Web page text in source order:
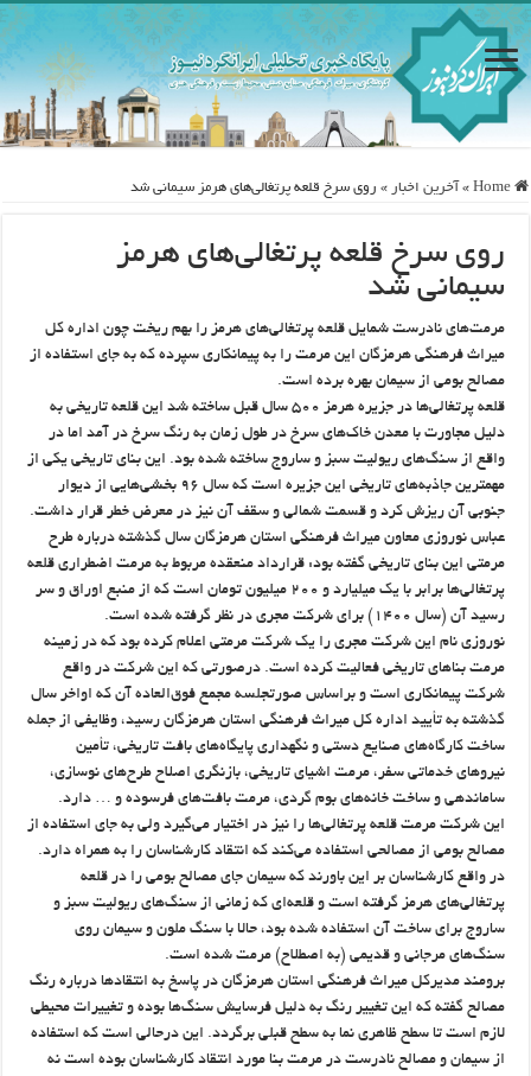
Home
» آخرین اخبار » روی سرخ قلعه پرتغالی‌های هرمز سیمانی شد
روی سرخ قلعه پرتغالی‌های هرمز
سیمانی شد
مرمت‌های نادرست شمایل قلعه پرتغالی‌های هرمز را بهم ریخت چون اداره کل
میراث فرهنگی هرمزگان این مرمت را به پیمانکاری سپرده که به جای استفاده از
مصالح بومی از سیمان بهره برده است.
قلعه پرتغالی‌ها در جزیره هرمز ۵۰۰ سال قبل ساخته شد این قلعه تاریخی به
دلیل مجاورت با معدن خاک‌های سرخ در طول زمان به رنگ سرخ در آمد اما در
واقع از سنگ‌های ریولیت سبز و ساروج ساخته شده بود. این بنای تاریخی یکی از
مهمترین جاذبه‌های تاریخی این جزیره است که سال ۹۶ بخشی‌هایی از دیوار
جنوبی آن ریزش کرد و قسمت شمالی و سقف آن نیز در معرض خطر قرار داشت.
عباس نوروزی معاون میراث فرهنگی استان هرمزگان سال گذشته درباره طرح
مرمتی این بنای تاریخی گفته بود: قرارداد منعقده مربوط به مرمت اضطراری قلعه
پرتغالی‌ها برابر با یک میلیارد و ۲۰۰ میلیون تومان است که از منبع اوراق و سر
رسید آن (سال ۱۴۰۰) برای شرکت مجری در نظر گرفته شده است.
نوروزی نام این شرکت مجری را یک شرکت مرمتی اعلام کرده بود که در زمینه
مرمت بناهای تاریخی فعالیت کرده است. درصورتی که این شرکت در واقع
شرکت پیمانکاری است و براساس صورتجلسه مجمع فوق‌العاده آن که اواخر سال
گذشته به تأیید اداره کل میراث فرهنگی استان هرمزگان رسید، وظایفی از جمله
ساخت کارگاه‌های صنایع دستی و نگهداری پایگاه‌های بافت تاریخی، تأمین
نیروهای خدماتی سفر، مرمت اشیای تاریخی، بازنگری اصلاح طرح‌های نوسازی،
ساماندهی و ساخت خانه‌های بوم گردی، مرمت بافت‌های فرسوده و … دارد.
این شرکت مرمت قلعه پرتغالی‌ها را نیز در اختیار می‌گیرد ولی به جای استفاده از
مصالح بومی از مصالحی استفاده می‌کند که انتقاد کارشناسان را به همراه دارد.
در واقع کارشناسان بر این باورند که سیمان جای مصالح بومی را در قلعه
پرتغالی‌های هرمز گرفته است و قلعه‌ای که زمانی از سنگ‌های ریولیت سبز و
ساروج برای ساخت آن استفاده شده بود، حالا با سنگ ملون و سیمان روی
سنگ‌های مرجانی و قدیمی (به اصطلاح) مرمت شده است.
برومند مدیرکل میراث فرهنگی استان هرمزگان در پاسخ به انتقادها درباره رنگ
مصالح گفته که این تغییر رنگ به دلیل فرسایش سنگ‌ها بوده و تغییرات محیطی
لازم است تا سطح ظاهری نما به سطح قبلی برگردد. این درحالی است که استفاده
از سیمان و مصالح نادرست در مرمت بنا مورد انتقاد کارشناسان بوده است نه